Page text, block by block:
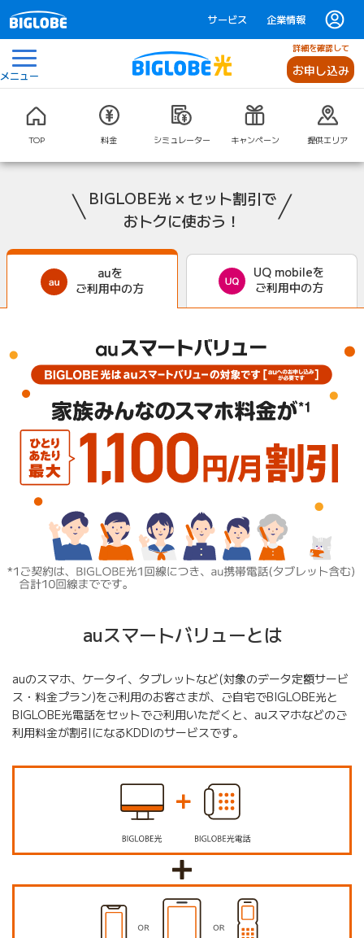
サービス 企業情報
メニュー
詳細を確認して
お申し込み
TOP 料金 シミュレーター キャンペーン 提供エリア
BIGLOBE光 × セット割引で
おトクに使おう！
auを
ご利用中の方
UQ mobileを
ご利用中の方
auスマートバリューとは
auのスマホ、ケータイ、タブレットなど(対象のデータ定額サービ
ス・料金プラン)をご利用のお客さまが、ご自宅でBIGLOBE光と
BIGLOBE光電話をセットでご利用いただくと、auスマホなどのご
利用料金が割引になるKDDIのサービスです。